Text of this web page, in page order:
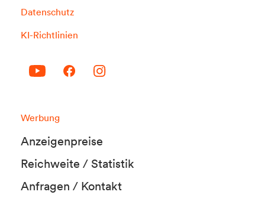
Datenschutz
KI-Richtlinien
Werbung
Anzeigenpreise
Reichweite / Statistik
Anfragen / Kontakt